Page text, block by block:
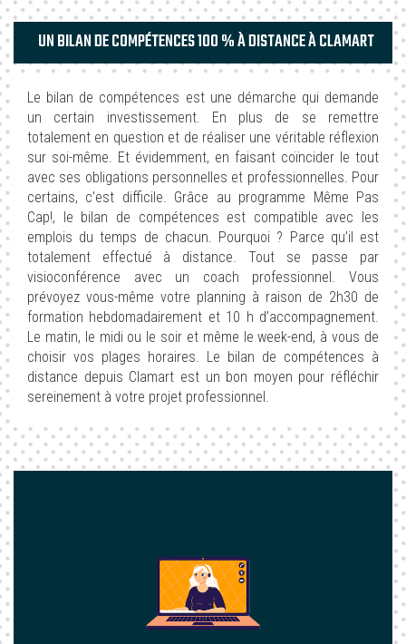
UN BILAN DE COMPÉTENCES 100 % À DISTANCE À CLAMART
Le bilan de compétences est une démarche qui demande
un certain investissement. En plus de se remettre
totalement en question et de réaliser une véritable réflexion
sur soi-même. Et évidemment, en faisant coïncider le tout
avec ses obligations personnelles et professionnelles. Pour
certains, c’est difficile. Grâce au programme Même Pas
Cap!, le bilan de compétences est compatible avec les
emplois du temps de chacun. Pourquoi ? Parce qu’il est
totalement effectué à distance. Tout se passe par
visioconférence avec un coach professionnel. Vous
prévoyez vous-même votre planning à raison de 2h30 de
formation hebdomadairement et 10 h d’accompagnement.
Le matin, le midi ou le soir et même le week-end, à vous de
choisir vos plages horaires. Le bilan de compétences à
distance depuis Clamart est un bon moyen pour réfléchir
sereinement à votre projet professionnel.